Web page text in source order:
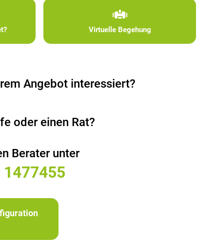
Virtuelle Begehung
Angebot interessiert?
oder einen Rat?
Berater unter